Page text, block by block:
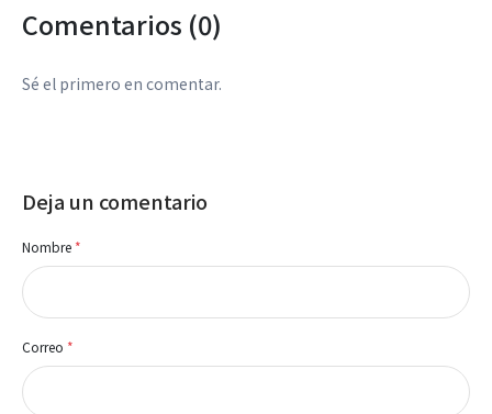
Comentarios (0)
Sé el primero en comentar.
Deja un comentario
Nombre *
Correo *